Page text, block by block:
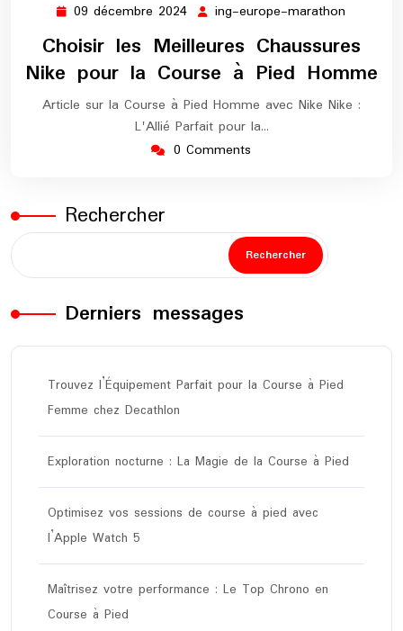
09 décembre 2024 09
décembre
2024
ing-europe-marathon
marathon
Choisir les Meilleures Chaussures
Nike pour la Course à Pied Homme
Article sur la Course à Pied Homme avec Nike Nike :
L'Allié Parfait pour la…
0 Comments
Rechercher
Rechercher
Derniers messages
Trouvez l’Équipement Parfait pour la Course à Pied
Femme chez Decathlon
Exploration nocturne : La Magie de la Course à Pied
Optimisez vos sessions de course à pied avec
l’Apple Watch 5
Maîtrisez votre performance : Le Top Chrono en
Course à Pied